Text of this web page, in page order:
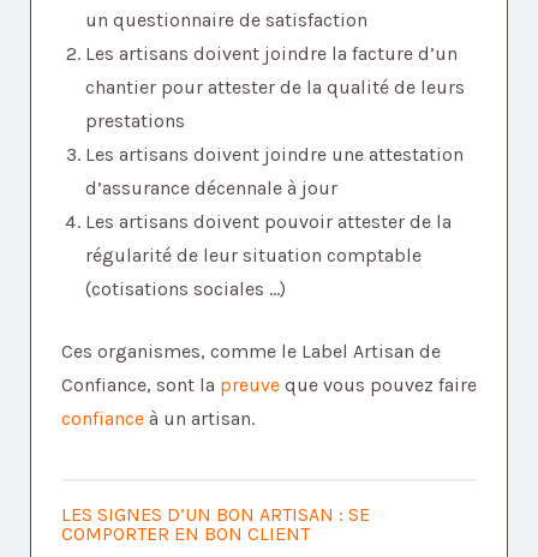
un questionnaire de satisfaction
Les artisans doivent joindre la facture d’un
chantier pour attester de la qualité de leurs
prestations
Les artisans doivent joindre une attestation
d’assurance décennale à jour
Les artisans doivent pouvoir attester de la
régularité de leur situation comptable
(cotisations sociales …)
Ces organismes, comme le Label Artisan de
Confiance, sont la preuve que vous pouvez faire
confiance à un artisan.
LES SIGNES D’UN BON ARTISAN : SE
COMPORTER EN BON CLIENT